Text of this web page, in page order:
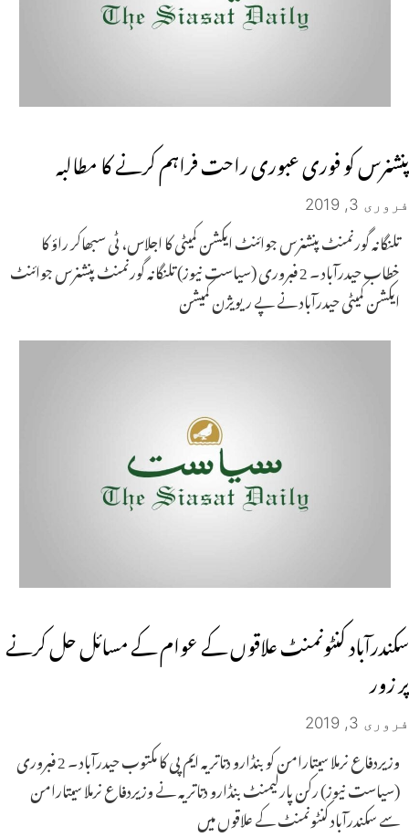
پنشنرس کو فوری عبوری راحت فراہم کرنے کا مطالبہ
فروری 3, 2019
تلنگانہ گورنمنٹ پنشنرس جوائنٹ ایکشن کمیٹی کا اجلاس، ٹی سبھاکر راؤ کا
خطاب حیدرآباد ۔ 2 فبروری (سیاست نیوز) تلنگانہ گورنمنٹ پنشنرس جوائنٹ
ایکشن کمیٹی حیدرآباد نے پے ریویژن کمیشن
سکندرآباد کنٹونمنٹ علاقوں کے عوام کے مسائل حل کرنے
پر زور
فروری 3, 2019
وزیردفاع نرملا سیتارامن کو بنڈارو دتاتریہ ایم پی کا مکتوب حیدرآباد ۔ 2 فبروری
(سیاست نیوز) رکن پارلیمنٹ بنڈارو دتاتریہ نے وزیردفاع نرملا سیتارامن
سے سکندرآباد کنٹونمنٹ کے علاقوں میں